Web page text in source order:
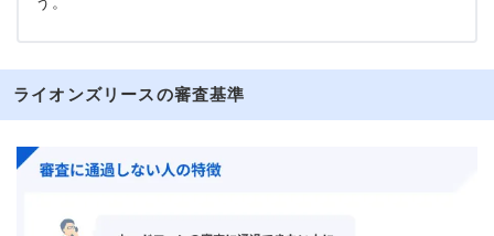
ライオンズリースの審査基準